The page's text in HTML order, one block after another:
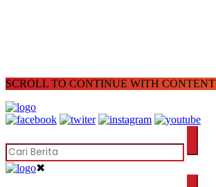
SCROLL TO CONTINUE WITH CONTENT
✖